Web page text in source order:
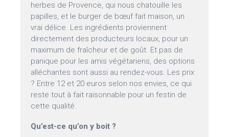
herbes de Provence, qui nous chatouille les
papilles, et le burger de bœuf fait maison, un
vrai délice. Les ingrédients proviennent
directement des producteurs locaux, pour un
maximum de fraîcheur et de goût. Et pas de
panique pour les amis végétariens, des options
alléchantes sont aussi au rendez-vous. Les prix
? Entre 12 et 20 euros selon nos envies, ce qui
reste tout à fait raisonnable pour un festin de
cette qualité.
Qu’est-ce qu’on y boit ?